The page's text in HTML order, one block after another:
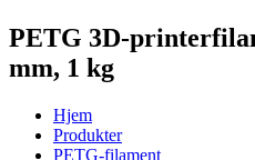
PETG 3D-
mm, 1 kg
Hjem
Produkter
PETG-filament